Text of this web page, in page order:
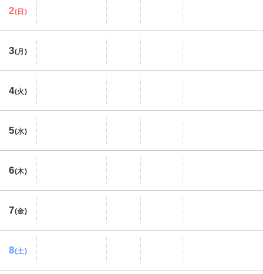
2(日)
3(月)
4(火)
5(水)
6(木)
7(金)
8(土)